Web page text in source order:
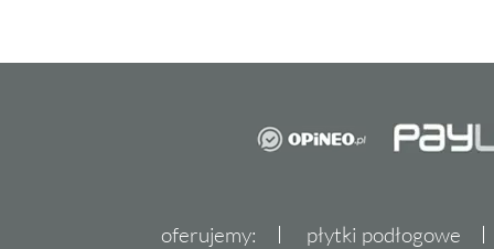
oferujemy: płytki podłogowe